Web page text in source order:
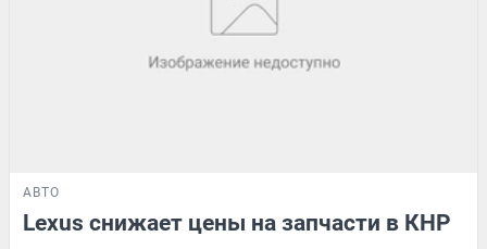
АВТО
Lexus снижает цены на запчасти в КНР